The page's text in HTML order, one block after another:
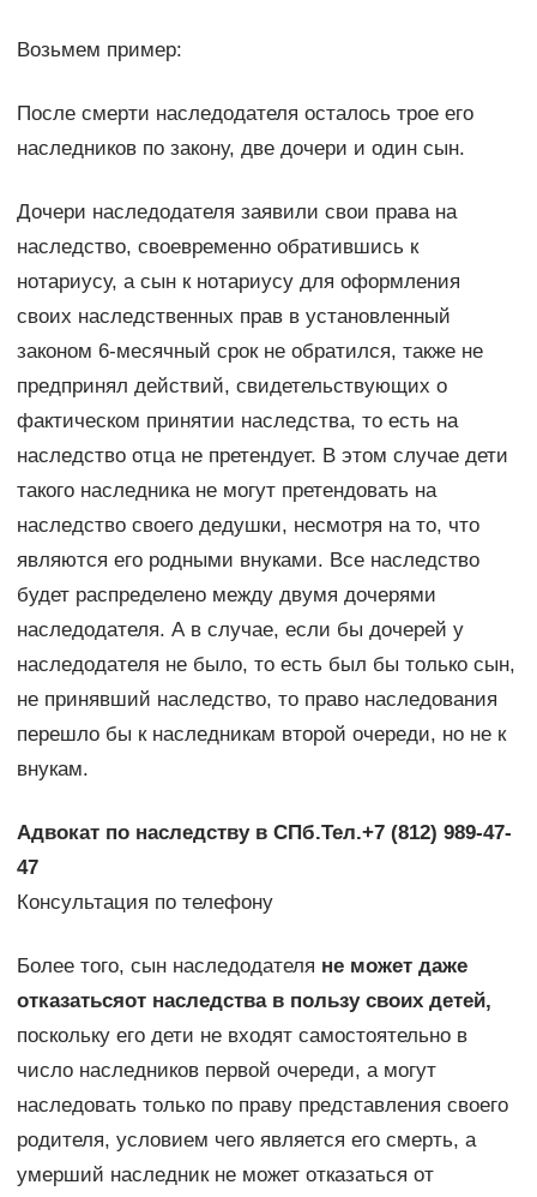
Возьмем пример:
После смерти наследодателя осталось трое его
наследников по закону, две дочери и один сын.
Дочери наследодателя заявили свои права на
наследство, своевременно обратившись к
нотариусу, а сын к нотариусу для оформления
своих наследственных прав в установленный
законом 6-месячный срок не обратился, также не
предпринял действий, свидетельствующих о
фактическом принятии наследства, то есть на
наследство отца не претендует. В этом случае дети
такого наследника не могут претендовать на
наследство своего дедушки, несмотря на то, что
являются его родными внуками. Все наследство
будет распределено между двумя дочерями
наследодателя. А в случае, если бы дочерей у
наследодателя не было, то есть был бы только сын,
не принявший наследство, то право наследования
перешло бы к наследникам второй очереди, но не к
внукам.
Адвокат по наследству в СПб.Тел.+7 (812) 989-47-
47
Консультация по телефону
Более того, сын наследодателя не может даже
отказатьсяот наследства в пользу своих детей,
поскольку его дети не входят самостоятельно в
число наследников первой очереди, а могут
наследовать только по праву представления своего
родителя, условием чего является его смерть, а
умерший наследник не может отказаться от